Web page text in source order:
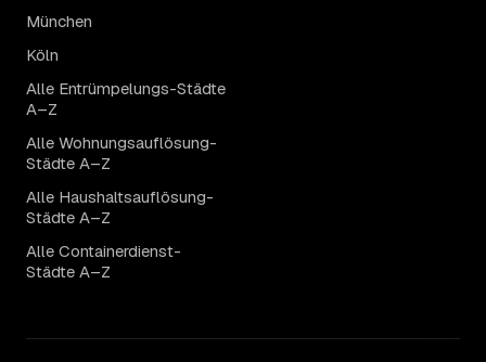
München
Köln
Alle Entrümpelungs-Städte
A–Z
Alle Wohnungsauflösung-
Städte A–Z
Alle Haushaltsauflösung-
Städte A–Z
Alle Containerdienst-
Städte A–Z